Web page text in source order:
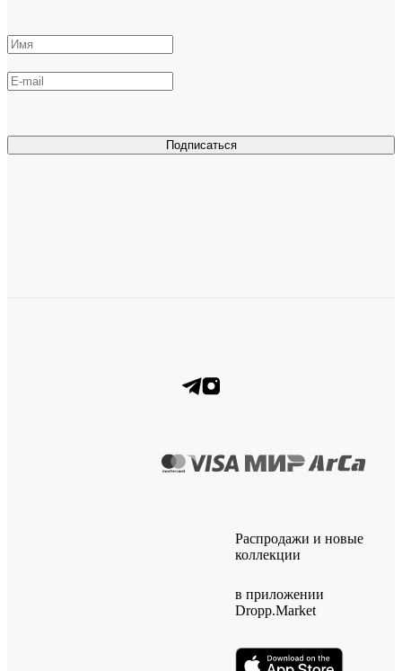
Подписаться
Распродажи и новые
коллекции
в приложении
Dropp.Market